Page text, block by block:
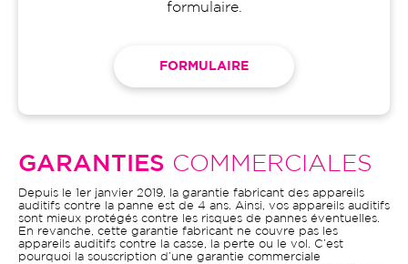
formulaire.
FORMULAIRE
GARANTIES COMMERCIALES
Depuis le 1er janvier 2019, la garantie fabricant des appareils
auditifs contre la panne est de 4 ans. Ainsi, vos appareils auditifs
sont mieux protégés contre les risques de pannes éventuelles.
En revanche, cette garantie fabricant ne couvre pas les
appareils auditifs contre la casse, la perte ou le vol. C’est
pourquoi la souscription d’une garantie commerciale